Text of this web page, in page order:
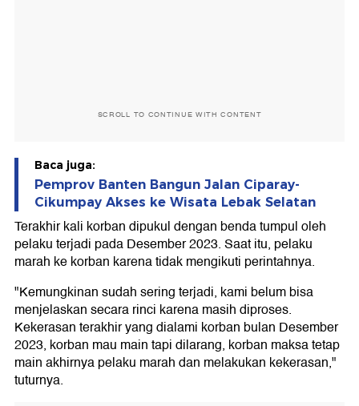
SCROLL TO CONTINUE WITH CONTENT
Baca juga:
Pemprov Banten Bangun Jalan Ciparay-
Cikumpay Akses ke Wisata Lebak Selatan
Terakhir kali korban dipukul dengan benda tumpul oleh
pelaku terjadi pada Desember 2023. Saat itu, pelaku
marah ke korban karena tidak mengikuti perintahnya.
"Kemungkinan sudah sering terjadi, kami belum bisa
menjelaskan secara rinci karena masih diproses.
Kekerasan terakhir yang dialami korban bulan Desember
2023, korban mau main tapi dilarang, korban maksa tetap
main akhirnya pelaku marah dan melakukan kekerasan,"
tuturnya.